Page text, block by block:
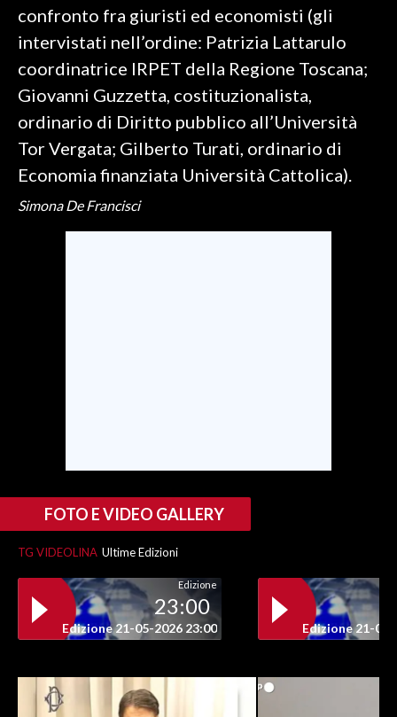
ANNUNCI
NECROLOGI
PUBBLICITÀ
SPIAGGE
STORE
confronto fra giuristi ed economisti (gli
intervistati nell’ordine: Patrizia Lattarulo
coordinatrice IRPET della Regione Toscana;
Giovanni Guzzetta, costituzionalista,
ordinario di Diritto pubblico all’Università
Tor Vergata; Gilberto Turati, ordinario di
Economia finanziata Università Cattolica).
Simona De Francisci
FOTO E VIDEO GALLERY
TG VIDEOLINA Ultime Edizioni
Edizione
23:00
Edizione 21-05-2026 23:00 Edizione 21-05-